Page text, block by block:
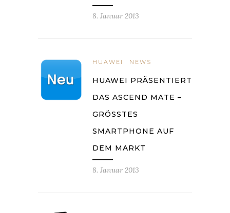
8. Januar 2013
HUAWEI NEWS
HUAWEI PRÄSENTIERT
DAS ASCEND MATE –
GRÖSSTES S
MARTPHONE AUF D
EM MARKT
8. Januar 2013